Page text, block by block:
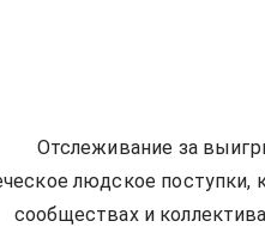
Отслеживание за
людское
сообществах и